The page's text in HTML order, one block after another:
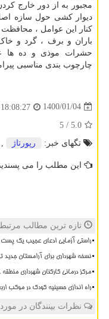
مجبور به از دور خارج
دیوار کشی حول سازه
کنار این عوامل ، محافظت
باران و برف ، گرد و
حشرات موذی و ده ها
چارچوب بندی مناسبی
1400/01/04
18:08:27
5.0
/ 5
تگهای خبر:
رپورتاژ
این مطلب را می
تازه ترین مطالب مرتبط
راستی آزمایی ادعای عجیب یک پست
نسخه شهرداری برای آرامستان جدید
مرکز درمانی کارکنان شهرداری منطقه ۱۸ در آستانه بهره برداری
راه اندازی حسینیه کودک در موکب
نظرات بینندگان در